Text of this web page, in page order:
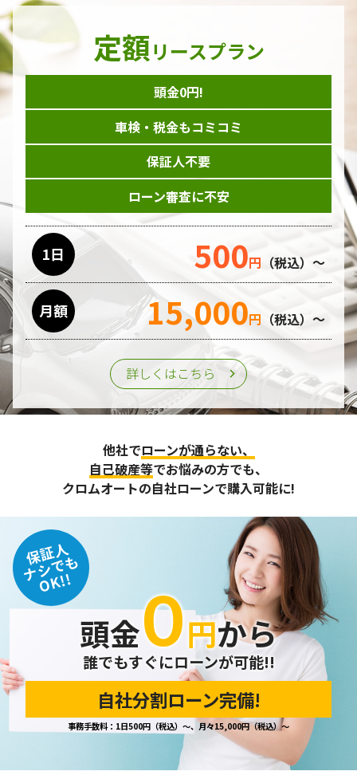
定額リースプラン
頭金0円!
車検・税金もコミコミ
保証人不要
ローン審査に不安
1日 500円 （税込）～
月額 15,000円 （税込）～
詳しくはこちら
他社でローンが通らない、
自己破産等でお悩みの方でも、
クロムオートの自社ローンで購入可能に!
保証人
ナシでも
OK!!
頭金０円から
誰でもすぐにローンが可能!!
自社分割ローン完備!
事務手数料：1日500円（税込）～、月々15,000円（税込）～